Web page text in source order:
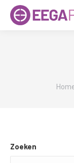
Je
Zoeken